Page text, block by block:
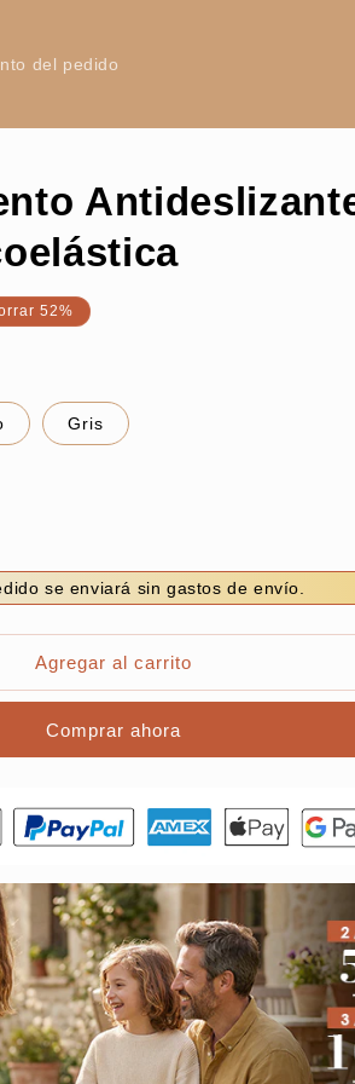
del pedido
52%
Gris
se enviará sin gastos de envío.
Agregar al carrito
Comprar ahora